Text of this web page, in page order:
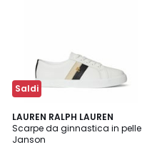
Saldi
LAUREN RALPH LAUREN
Scarpe da ginnastica in pelle
Janson